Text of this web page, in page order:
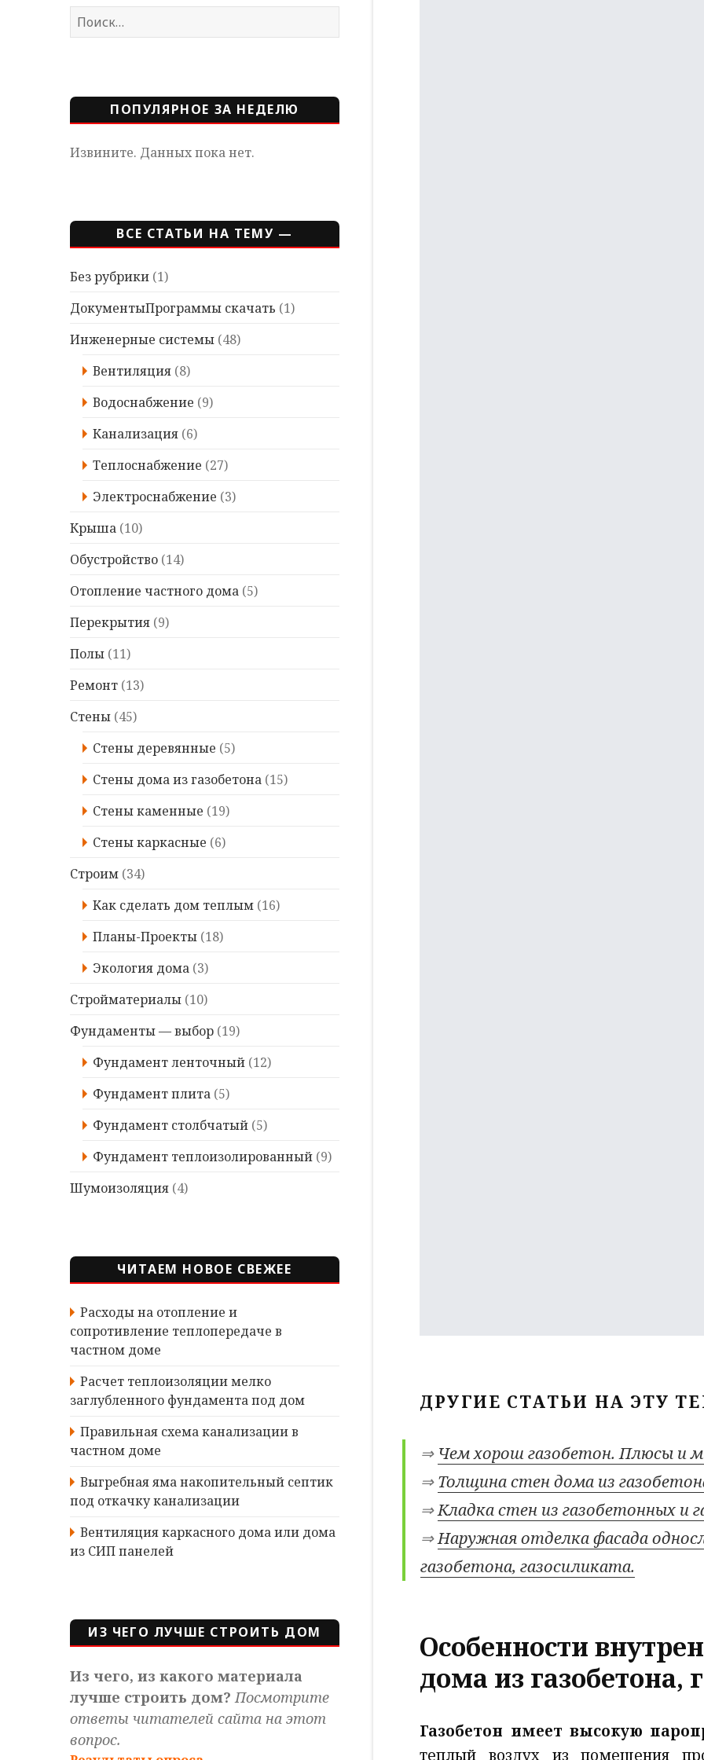
Найти:
ПОПУЛЯРНОЕ ЗА НЕДЕЛЮ
Извините. Данных пока нет.
ВСЕ СТАТЬИ НА ТЕМУ —
Без рубрики (1)
ДокументыПрограммы скачать (1)
Инженерные системы (48)
Вентиляция (8)
Водоснабжение (9)
Канализация (6)
Теплоснабжение (27)
Электроснабжение (3)
Крыша (10)
Обустройство (14)
Отопление частного дома (5)
Перекрытия (9)
Полы (11)
Ремонт (13)
Стены (45)
Стены деревянные (5)
Стены дома из газобетона (15)
Стены каменные (19)
Стены каркасные (6)
Строим (34)
Kaк сделать дом теплым (16)
Планы-Проекты (18)
Экология дома (3)
Стройматериалы (10)
Фундаменты — выбор (19)
Фундамент ленточный (12)
Фундамент плита (5)
Фундамент столбчатый (5)
Фундамент теплоизолированный (9)
Шумоизоляция (4)
ЧИТАЕМ НОВОЕ СВЕЖЕЕ
Расходы на отопление и
сопротивление теплопередаче в
частном доме
Расчет теплоизоляции мелко
заглубленного фундамента под дом
Правильная схема канализации в
частном доме
Выгребная яма накопительный септик
под откачку канализации
Вентиляция каркасного дома или дома
из СИП панелей
ИЗ ЧЕГО ЛУЧШЕ СТРОИТЬ ДОМ
Из чего, из какого материала
лучше строить дом?Посмотрите
ответы читателей сайта на этот
вопрос.
ДРУГИЕ СТАТЬИ НА ЭТУ
⇒ Чем хорош газобетон. Плюсы и
⇒Толщина стен дома из
⇒Кладка стен из газобетонных и
⇒Наружная отделка фасада
газобетона, газосиликата.
Особенности
дома из газобетона,
Газобетон имеет высокую
теплый воздух из помещения